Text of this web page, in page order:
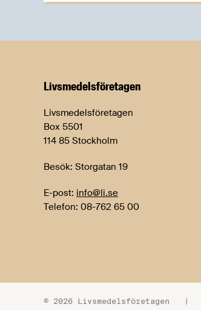
Livsmedels­företagen
Livsmedelsföretagen
Box 5501
114 85 Stockholm
Besök: Storgatan 19
E-post: info@li.se
Telefon: 08-762 65 00
© 2026 Livsmedelsföretagen |